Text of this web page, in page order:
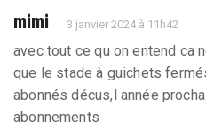
mimi 3 janvier 2024 à 11h42
avec tout ce qu on entend ca
que le stade à guichets
abonnés décus,l année
abonnements